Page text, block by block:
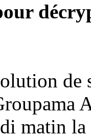
de
matin